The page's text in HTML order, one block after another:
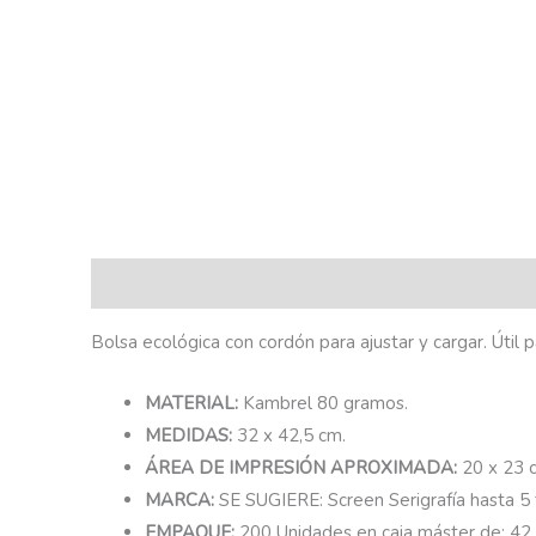
Bolsa ecológica con cordón para ajustar y cargar. Útil
MATERIAL: Kambrel 80 gramos.
MEDIDAS: 32 x 42,5 cm.
ÁREA DE IMPRESIÓN APROXIMADA: 20 x 23
MARCA: SE SUGIERE: Screen Serigrafía hasta